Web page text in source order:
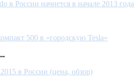
в России начнется в начале 2013 года
500 в «городскую Tesla»
в России (цена, обзор)